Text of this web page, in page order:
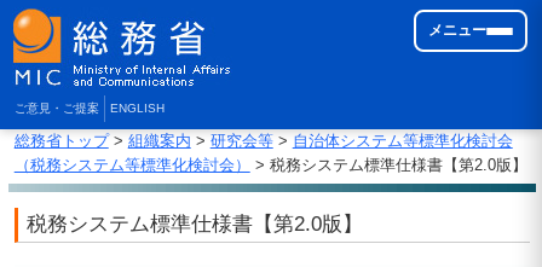
ご意見・ご提案 ENGLISH
メニュー
総務省トップ> 組織案内 > 研究会等> 自治体システム等標準化検討会
（税務システム等標準化検討会）
> 税務システム標準仕様書【第2.0版】
税務システム標準仕様書【第2.0版】